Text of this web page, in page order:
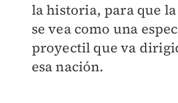
la historia, para que
se vea como una
proyectil que va
esa nación.